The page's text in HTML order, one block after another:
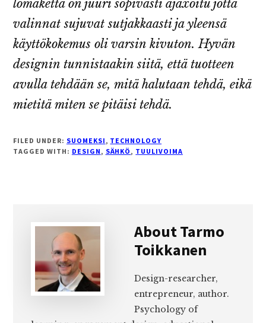
lomaketta on juuri sopivasti ajaxoitu jotta
valinnat sujuvat sutjakkaasti ja yleensä
käyttökokemus oli varsin kivuton. Hyvän
designin tunnistaakin siitä, että tuotteen
avulla tehdään se, mitä halutaan tehdä, eikä
mietitä miten se pitäisi tehdä.
FILED UNDER: SUOMEKSI, TECHNOLOGY
TAGGED WITH: DESIGN, SÄHKÖ, TUULIVOIMA
AboutTarmo
Toikkanen
Design-researcher,
entrepreneur, author.
Psychology of